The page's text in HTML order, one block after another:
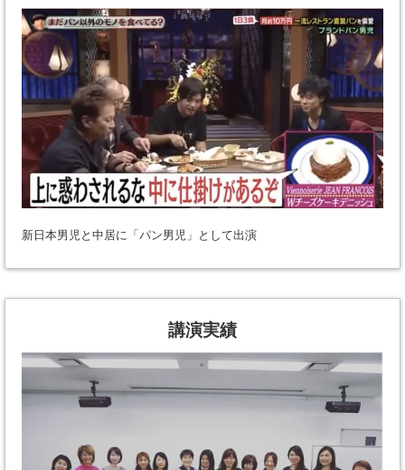
新日本男児と中居に「パン男児」として出演
講演実績